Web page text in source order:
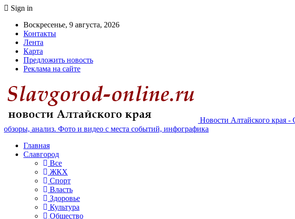
Sign in
Воскресенье, 9 августа, 2026
Контакты
Лента
Карта
Предложить новость
Реклама на сайте
Новости Алтайского края -
обзоры, анализ. Фото и видео с места событий, инфографика
Главная
Славгород
Все
ЖКХ
Спорт
Власть
Здоровье
Культура
Общество